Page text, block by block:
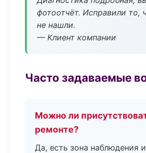
фотоотчёт. Исправили то,
не нашли.
— Клиент компании
Часто задаваемые
Можно ли
ремонте?
Да, есть зона наблюдения